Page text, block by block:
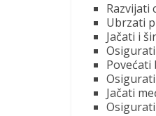
Razvijati
Ubrzati
Jačati i
Jačati